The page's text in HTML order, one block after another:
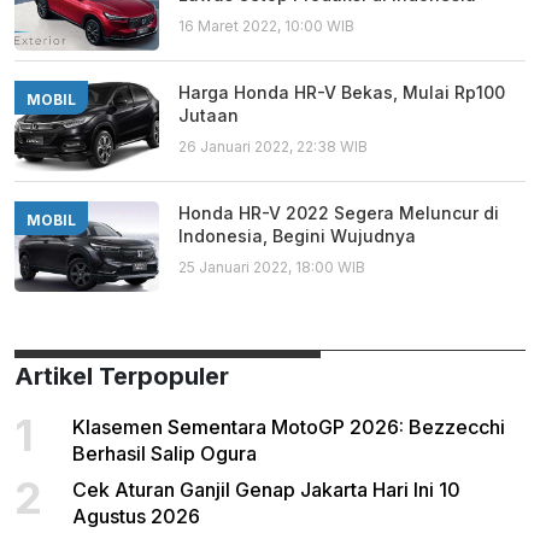
16 Maret 2022, 10:00 WIB
MOBIL
Harga Honda HR-V Bekas, Mulai Rp100
Jutaan
26 Januari 2022, 22:38 WIB
MOBIL
Honda HR-V 2022 Segera Meluncur di
Indonesia, Begini Wujudnya
25 Januari 2022, 18:00 WIB
Artikel Terpopuler
1
Klasemen Sementara MotoGP 2026: Bezzecchi
Berhasil Salip Ogura
2
Cek Aturan Ganjil Genap Jakarta Hari Ini 10
Agustus 2026